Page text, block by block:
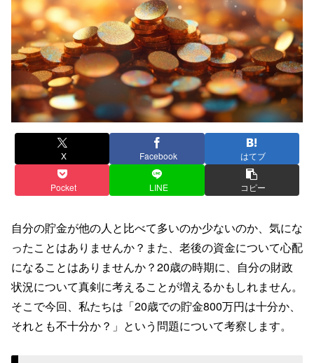
X Facebook はてブ
Pocket LINE コピー
自分の貯金が他の人と比べて多いのか少ないのか、気にな
ったことはありませんか？また、老後の資金について心配
になることはありませんか？20歳の時期に、自分の財政
状況について真剣に考えることが増えるかもしれません。
そこで今回、私たちは「20歳での貯金800万円は十分か、
それとも不十分か？」という問題について考察します。